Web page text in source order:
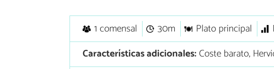
1 comensal 30m Plato principal
Características adicionales:Coste barato,